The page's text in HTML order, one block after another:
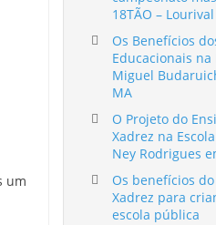
um
18TÃO –
Os Benefícios
Educacionais na
Miguel
MA
O Projeto do
Xadrez na
Ney Rodrigues
Os benefícios
Xadrez para
escola pública